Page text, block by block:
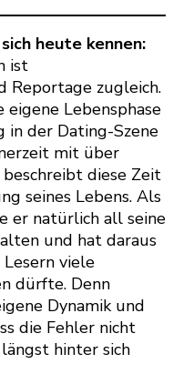
heute kennen:
ist
Reportage zugleich.
Lebensphase
in der Dating-Szene
mit über
diese Zeit
seines Lebens. Als
er natürlich all seine
und hat daraus
Lesern viele
dürfte. Denn
Dynamik und
die Fehler nicht
hinter sich